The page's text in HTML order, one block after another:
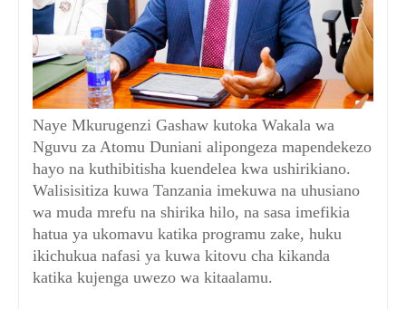
Naye Mkurugenzi Gashaw kutoka Wakala wa
Nguvu za Atomu Duniani alipongeza mapendekezo
hayo na kuthibitisha kuendelea kwa ushirikiano.
Walisisitiza kuwa Tanzania imekuwa na uhusiano
wa muda mrefu na shirika hilo, na sasa imefikia
hatua ya ukomavu katika programu zake, huku
ikichukua nafasi ya kuwa kitovu cha kikanda
katika kujenga uwezo wa kitaalamu.